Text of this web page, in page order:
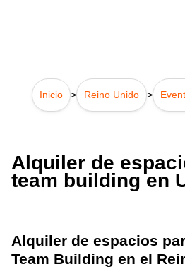
Inicio > Reino Unido >
Alquiler de
team building en
Alquiler de espacios
Team Building en el